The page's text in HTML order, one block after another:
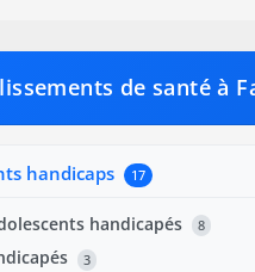
de santé à
handicaps 17
handicapés 8
3